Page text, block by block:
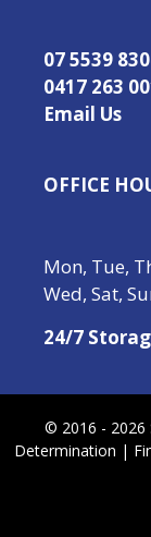
07 5539
0417 263
Email Us
OFFICE
Mon, Tue,
Wed, Sat,
24/7
© 2016 - 2026
Determination |